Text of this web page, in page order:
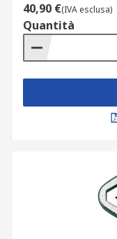
40,90 €(IVA esclusa)
Quantità